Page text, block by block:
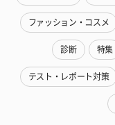
ファッション・コスメ
診断 特集
テスト・レポート対策